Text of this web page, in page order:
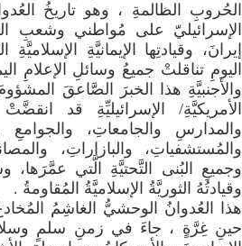
الحُروبِ الظالمةِ ، وهو تاريخُ
الإسرائيليّ على مُواطني وشعبِ
إيرانَ، وقيادتِها الإيمانيَّةِ
اليومِ تناقلتْ جميعُ وسائلِ الإعلامِ
والأجنبيَّةِ هذا الخبرَ الصَّاعقَ
الأمريكيَّةِ/ الإسرائيليِّةِ قد
والمدارسِ والجامعاتِ،
والمُستشفياتِ، والبازاراتِ،
وجميعِ البُنى التَّحتيَّةِ الَّتي عمَّرَها،
وقيادتُهُ الثوريَّةُ الإسلاميَّةُ المُقاومةُ .
​هذا العُدوانُ الوحشيُّ الغاشِمُ
حينِ غِرَّةٍ ، جاءَ في زمنِ سلمٍ